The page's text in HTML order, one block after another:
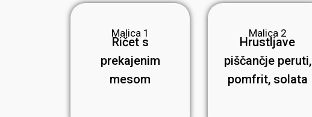
Malica 1
Ričet s
prekajenim
mesom
Malica 2
Hrustljave
piščančje peruti,
pomfrit, solata